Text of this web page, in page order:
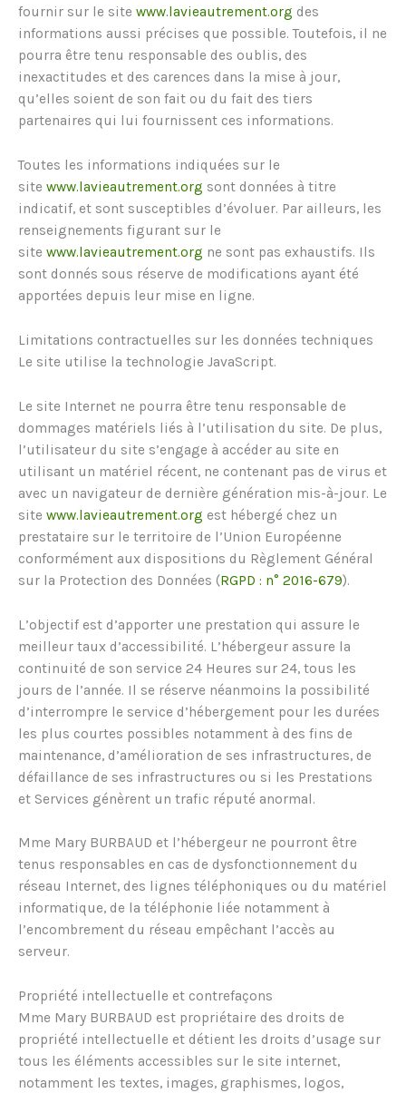
fournir sur le site www.lavieautrement.org des
informations aussi précises que possible. Toutefois, il ne
pourra être tenu responsable des oublis, des
inexactitudes et des carences dans la mise à jour,
qu’elles soient de son fait ou du fait des tiers
partenaires qui lui fournissent ces informations.
Toutes les informations indiquées sur le
site www.lavieautrement.org sont données à titre
indicatif, et sont susceptibles d’évoluer. Par ailleurs, les
renseignements figurant sur le
site www.lavieautrement.org ne sont pas exhaustifs. Ils
sont donnés sous réserve de modifications ayant été
apportées depuis leur mise en ligne.
Limitations contractuelles sur les données techniques
Le site utilise la technologie JavaScript.
Le site Internet ne pourra être tenu responsable de
dommages matériels liés à l’utilisation du site. De plus,
l’utilisateur du site s’engage à accéder au site en
utilisant un matériel récent, ne contenant pas de virus et
avec un navigateur de dernière génération mis-à-jour. Le
site www.lavieautrement.org est hébergé chez un
prestataire sur le territoire de l’Union Européenne
conformément aux dispositions du Règlement Général
sur la Protection des Données (RGPD : n° 2016-679).
L’objectif est d’apporter une prestation qui assure le
meilleur taux d’accessibilité. L’hébergeur assure la
continuité de son service 24 Heures sur 24, tous les
jours de l’année. Il se réserve néanmoins la possibilité
d’interrompre le service d’hébergement pour les durées
les plus courtes possibles notamment à des fins de
maintenance, d’amélioration de ses infrastructures, de
défaillance de ses infrastructures ou si les Prestations
et Services génèrent un trafic réputé anormal.
Mme Mary BURBAUD et l’hébergeur ne pourront être
tenus responsables en cas de dysfonctionnement du
réseau Internet, des lignes téléphoniques ou du matériel
informatique, de la téléphonie liée notamment à
l’encombrement du réseau empêchant l’accès au
serveur.
Propriété intellectuelle et contrefaçons
Mme Mary BURBAUD est propriétaire des droits de
propriété intellectuelle et détient les droits d’usage sur
tous les éléments accessibles sur le site internet,
notamment les textes, images, graphismes, logos,